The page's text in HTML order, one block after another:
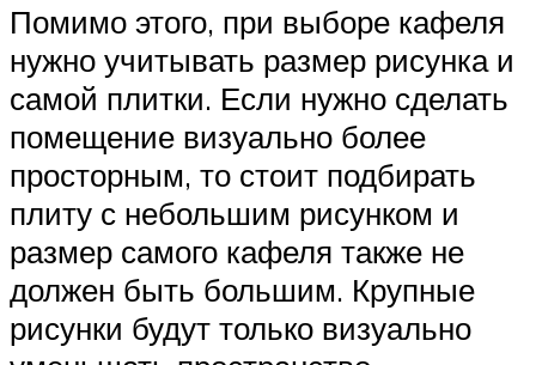
Помимо этого, при выборе кафеля
нужно учитывать размер рисунка и
самой плитки. Если нужно сделать
помещение визуально более
просторным, то стоит подбирать
плиту с небольшим рисунком и
размер самого кафеля также не
должен быть большим. Крупные
рисунки будут только визуально